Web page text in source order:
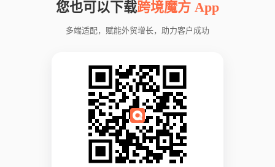
您也可以下载跨境魔方 App
多端适配，赋能外贸增长，助力客户成功